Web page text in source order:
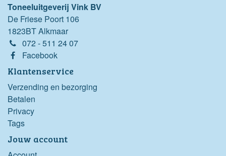
Toneeluitgeverij Vink BV
De Friese Poort 106
1823BT Alkmaar
072 - 511 24 07
Facebook
Klantenservice
Verzending en bezorging
Betalen
Privacy
Tags
Jouw account